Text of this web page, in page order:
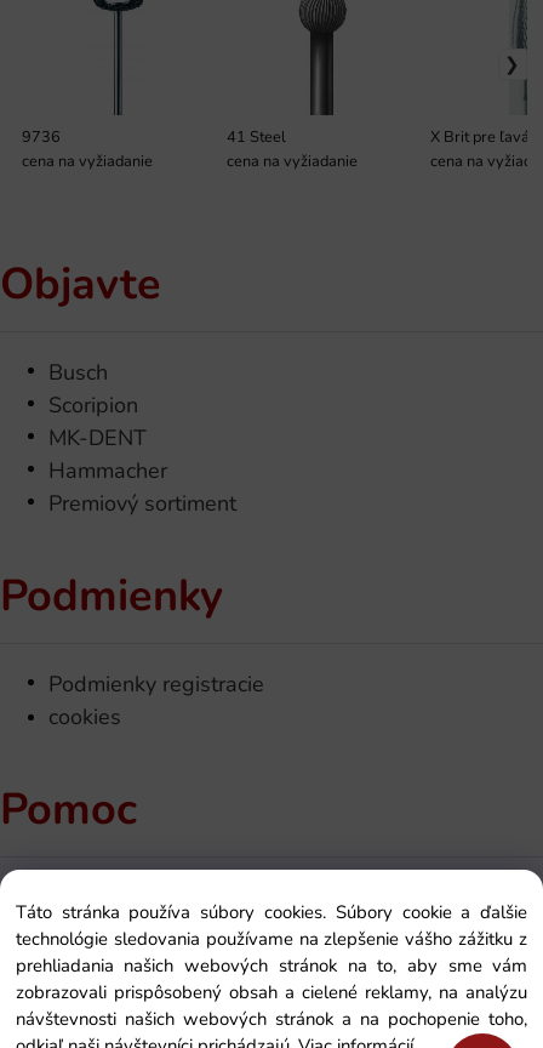
9736
cena na vyžiadanie
41 Steel
cena na vyžiadanie
X Brit pre
cena na
Objavte
Busch
Scoripion
MK-DENT
Hammacher
Premiový sortiment
Podmienky
Podmienky registracie
cookies
Pomoc
Kontakt
Ako si objednať
O nás
Zakaznícka sekcia
Táto stránka používa súbory cookies. Súbory cookie a ďalšie
technológie sledovania používame na zlepšenie vášho zážitku z
prehliadania našich webových stránok na to, aby sme vám
zobrazovali prispôsobený obsah a cielené reklamy, na analýzu
návštevnosti našich webových stránok a na pochopenie toho,